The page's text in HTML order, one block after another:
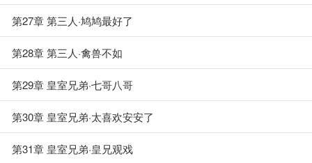
第27章 第三人·鸠鸠最好了
第28章 第三人·禽兽不如
第29章 皇室兄弟·七哥八哥
第30章 皇室兄弟·太喜欢安安了
第31章 皇室兄弟·皇兄观戏